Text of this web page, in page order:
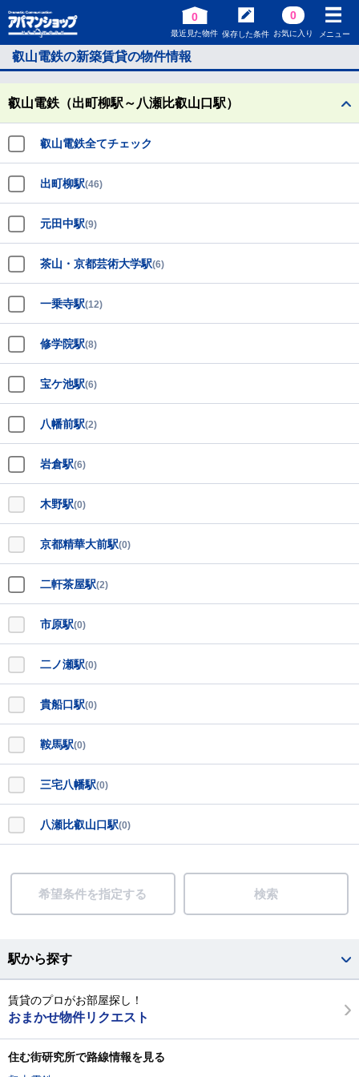
0
最近見た物件 保存した条件
0
お気に入り メニュー
叡山電鉄の新築賃貸の物件情報
叡山電鉄（出町柳駅～八瀬比叡山口駅）
叡山電鉄全てチェック
出町柳駅(46)
元田中駅(9)
茶山・京都芸術大学駅(6)
一乗寺駅(12)
修学院駅(8)
宝ケ池駅(6)
八幡前駅(2)
岩倉駅(6)
木野駅(0)
京都精華大前駅(0)
二軒茶屋駅(2)
市原駅(0)
二ノ瀬駅(0)
貴船口駅(0)
鞍馬駅(0)
三宅八幡駅(0)
八瀬比叡山口駅(0)
希望条件を指定する 検索
駅から探す
賃貸のプロがお部屋探し！
おまかせ物件リクエスト
住む街研究所で路線情報を見る